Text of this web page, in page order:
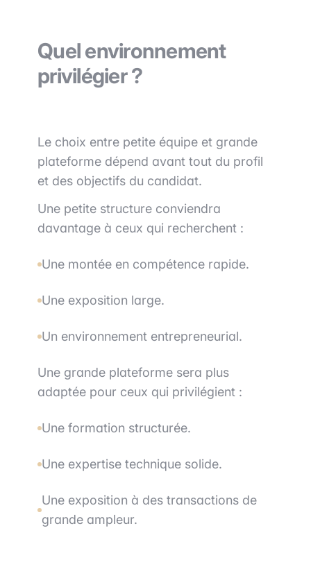
Quel environnement
privilégier ?
Le choix entre petite équipe et grande
plateforme dépend avant tout du profil
et des objectifs du candidat.
Une petite structure conviendra
davantage à ceux qui recherchent :
Une montée en compétence rapide.
Une exposition large.
Un environnement entrepreneurial.
Une grande plateforme sera plus
adaptée pour ceux qui privilégient :
Une formation structurée.
Une expertise technique solide.
Une exposition à des transactions de
grande ampleur.